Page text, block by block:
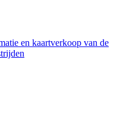
en kaartverkoop van de